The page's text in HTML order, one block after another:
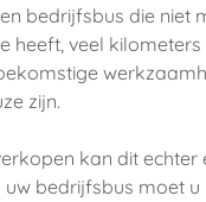
bedrijfsbus die niet
heeft, veel
zijn.
kan dit echter
bedrijfsbus moet